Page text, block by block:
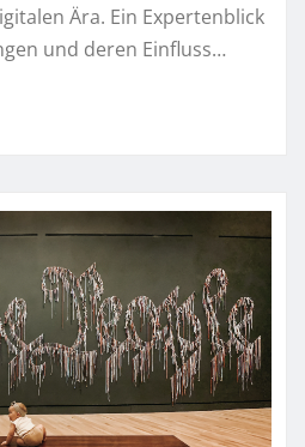
Ära. Ein Expertenblick
und deren Einfluss…